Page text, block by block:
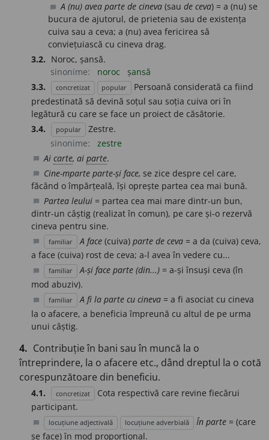
A (nu) avea parte de cineva (saude ceva) = a (nu) se
bucura de ajutorul, de prietenia sau de existența
cuiva sau a ceva; a (nu) avea fericirea să
conviețuiască cu cineva drag.
3.2. Noroc, șansă.
sinonime:
noroc
șansă
3.3.
concretizat popular
Persoană considerată ca fiind
predestinată să devină soțul sau soția cuiva ori în
legătură cu care se face un proiect de căsătorie.
3.4.
popular
Zestre.
sinonime:
zestre
chat_bubble Aicarte, aiparte.
chat_bubble Cine-mparte parte-și face, se zice despre cel care,
făcând o împărțeală, își oprește partea cea mai bună.
chat_bubble Partea leului = partea cea mai mare dintr-un bun,
dintr-un câștig (realizat în comun), pe care și-o rezervă
cineva pentru sine.
chat_bubble familiar A face (cuiva) parte de ceva = a da (cuiva) ceva,
a face (cuiva) rost de ceva; a-l avea în vedere cu...
familiar A-și face parte (din...) = a-și însuși ceva (în
mod abuziv).
familiar A fi la parte cu cineva = a fi asociat cu cineva
la o afacere, a beneficia împreună cu altul de pe urma
unui câștig.
4. Contribuție în bani sau în muncă la o
întreprindere, la o afacere etc., dând dreptul la o cotă
corespunzătoare din beneficiu.
4.1. concretizat
Cota respectivă care revine fiecărui
participant.
locuțiune adjectivală locuțiune adverbială În parte= (care
se face) în mod proporțional.